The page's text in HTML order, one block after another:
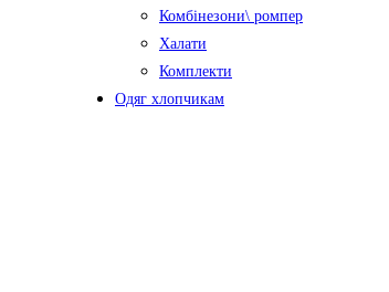
Комбінезони\ ромпер
Халати
Комплекти
Одяг хлопчикам